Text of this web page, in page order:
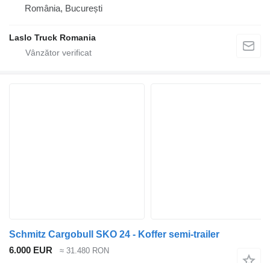
România, București
Laslo Truck Romania
Schmitz Cargobull SKO 24 - Koffer semi-trailer
6.000 EUR
≈ 31.480 RON